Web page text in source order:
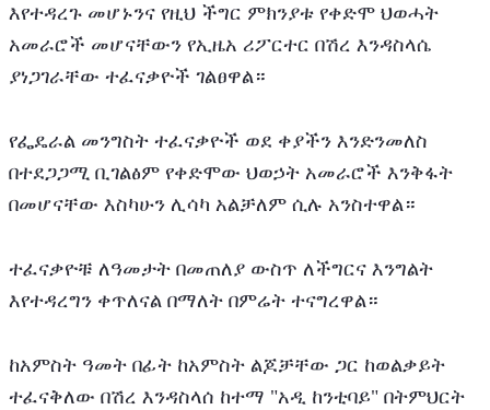
እየተዳረጉ መሆኑንና የዚህ ችግር ምክንያቱ የቀድሞ ህወሓት
አመራሮች መሆናቸውን የኢዜአ ሪፖርተር በሽረ እንዳስላሴ
ያነጋገራቸው ተፈናቃዮች ገልፀዋል።
የፌዴራል መንግስት ተፈናቃዮች ወደ ቀያችን እንድንመለስ
በተደጋጋሚ ቢገልፅም የቀድሞው ህወኃት አመራሮች እንቅፋት
በመሆናቸው እስካሁን ሊሳካ አልቻለም ሲሉ አንስተዋል።
ተፈናቃዮቹ ለዓመታት በመጠለያ ውስጥ ለችግርና እንግልት
እየተዳረግን ቀጥለናል በማለት በምሬት ተናግረዋል።
ከአምስት ዓመት በፊት ከአምስት ልጆቻቸው ጋር ከወልቃይት
ተፈናቅለው በሽረ እንዳስላሰ ከተማ "አዲ ከንቲባይ" በትምህርት